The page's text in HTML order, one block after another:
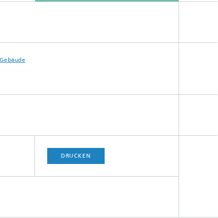
Gebäude
DRUCKEN